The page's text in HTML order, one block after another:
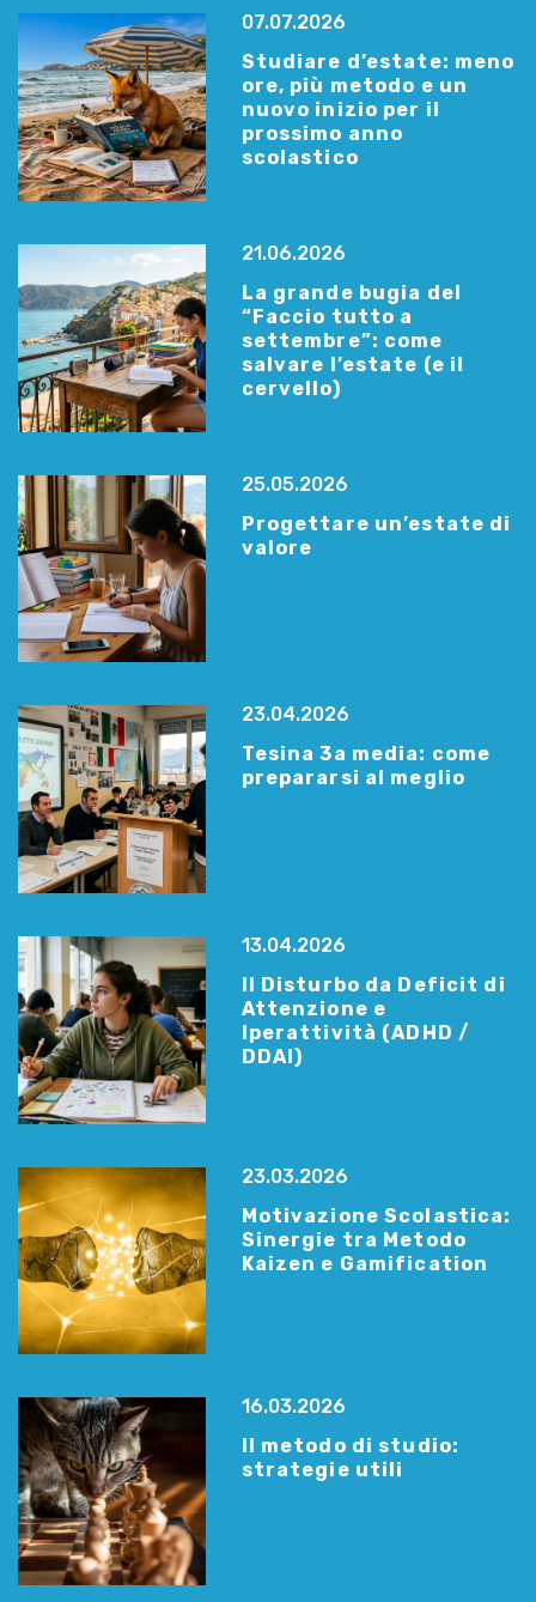
07.07.2026
Studiare d’estate: meno
ore, più metodo e un
nuovo inizio per il
prossimo anno
scolastico
21.06.2026
La grande bugia del
“Faccio tutto a
settembre”: come
salvare l’estate (e il
cervello)
25.05.2026
Progettare un’estate di
valore
23.04.2026
Tesina 3a media: come
prepararsi al meglio
13.04.2026
Il Disturbo da Deficit di
Attenzione e
Iperattività (ADHD /
DDAI)
23.03.2026
Motivazione Scolastica:
Sinergie tra Metodo
Kaizen e Gamification
16.03.2026
Il metodo di studio:
strategie utili